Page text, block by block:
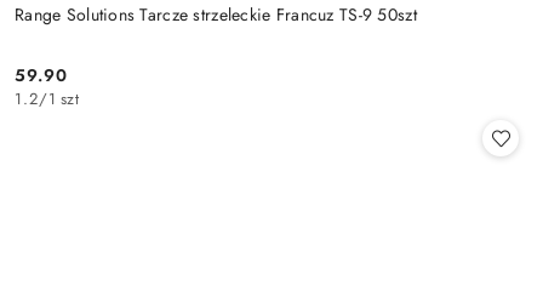
Range Solutions Tarcze strzeleckie Francuz TS-9 50szt
Cena:
59.90
1.2/1 szt